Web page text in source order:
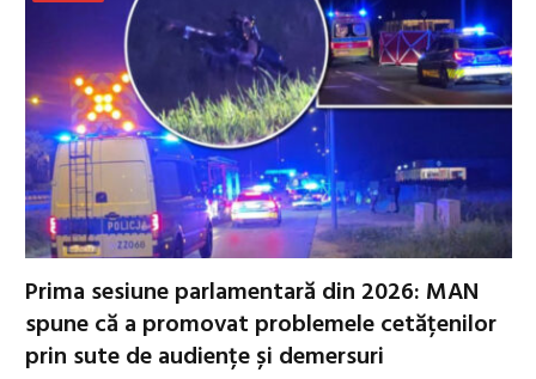
Prima sesiune parlamentară din 2026: MAN
spune că a promovat problemele cetățenilor
prin sute de audiențe și demersuri